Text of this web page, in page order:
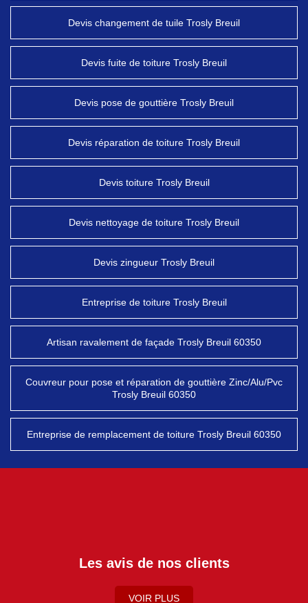
Devis changement de tuile Trosly Breuil
Devis fuite de toiture Trosly Breuil
Devis pose de gouttière Trosly Breuil
Devis réparation de toiture Trosly Breuil
Devis toiture Trosly Breuil
Devis nettoyage de toiture Trosly Breuil
Devis zingueur Trosly Breuil
Entreprise de toiture Trosly Breuil
Artisan ravalement de façade Trosly Breuil 60350
Couvreur pour pose et réparation de gouttière Zinc/Alu/Pvc
Trosly Breuil 60350
Entreprise de remplacement de toiture Trosly Breuil 60350
Les avis de nos clients
VOIR PLUS